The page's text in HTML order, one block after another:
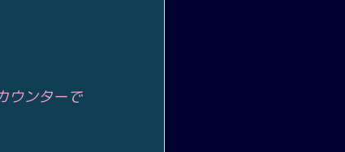
ウンターで